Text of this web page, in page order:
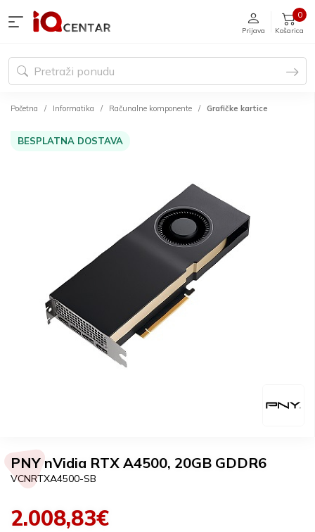
Prijava Košarica
0
Početna Informatika Računalne komponente Grafičke kartice
BESPLATNA DOSTAVA
PNY nVidia RTX A4500, 20GB GDDR6
VCNRTXA4500-SB
2.008,83€